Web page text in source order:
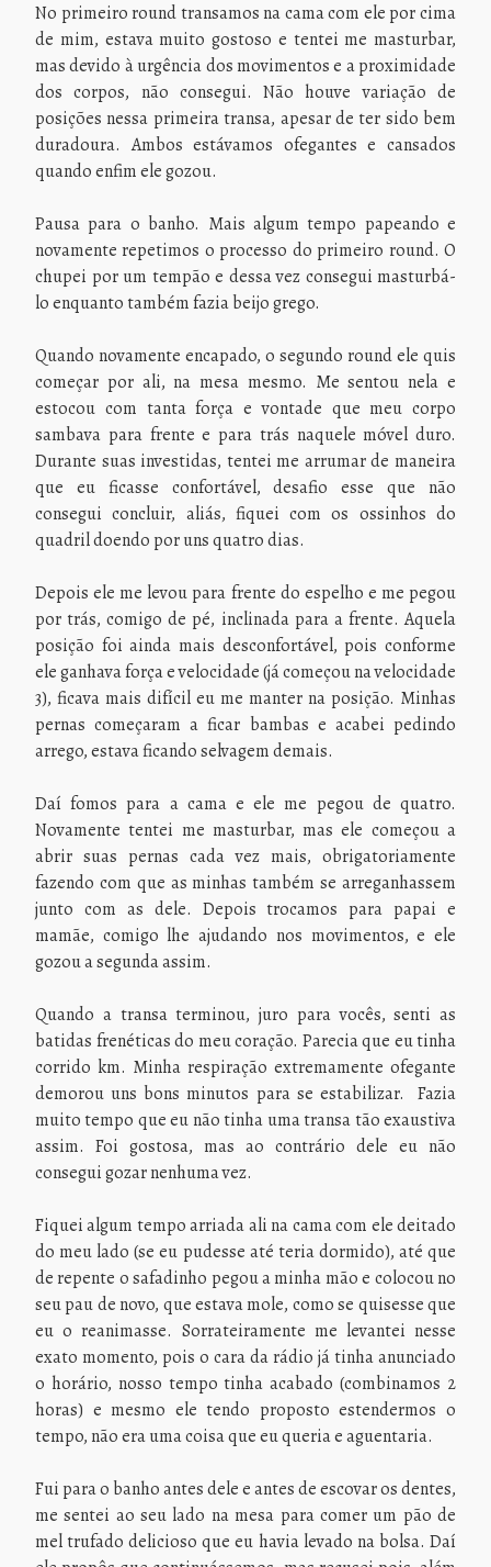
No primeiro round transamos na cama com ele por cima
de mim, estava muito gostoso e tentei me masturbar,
mas devido à urgência dos movimentos e a proximidade
dos corpos, não consegui. Não houve variação de
posições nessa primeira transa, apesar de ter sido bem
duradoura. Ambos estávamos ofegantes e cansados
quando enfim ele gozou.
Pausa para o banho. Mais algum tempo papeando e
novamente repetimos o processo do primeiro round. O
chupei por um tempão e dessa vez consegui masturbá-
lo enquanto também fazia beijo grego.
Quando novamente encapado, o segundo round ele quis
começar por ali, na mesa mesmo. Me sentou nela e
estocou com tanta força e vontade que meu corpo
sambava para frente e para trás naquele móvel duro.
Durante suas investidas, tentei me arrumar de maneira
que eu ficasse confortável, desafio esse que não
consegui concluir, aliás, fiquei com os ossinhos do
quadril doendo por uns quatro dias.
Depois ele me levou para frente do espelho e me pegou
por trás, comigo de pé, inclinada para a frente. Aquela
posição foi ainda mais desconfortável, pois conforme
ele ganhava força e velocidade (já começou na velocidade
3), ficava mais difícil eu me manter na posição. Minhas
pernas começaram a ficar bambas e acabei pedindo
arrego, estava ficando selvagem demais.
Daí fomos para a cama e ele me pegou de quatro.
Novamente tentei me masturbar, mas ele começou a
abrir suas pernas cada vez mais, obrigatoriamente
fazendo com que as minhas também se arreganhassem
junto com as dele. Depois trocamos para papai e
mamãe, comigo lhe ajudando nos movimentos, e ele
gozou a segunda assim.
Quando a transa terminou, juro para vocês, senti as
batidas frenéticas do meu coração. Parecia que eu tinha
corrido km. Minha respiração extremamente ofegante
demorou uns bons minutos para se estabilizar. Fazia
muito tempo que eu não tinha uma transa tão exaustiva
assim. Foi gostosa, mas ao contrário dele eu não
consegui gozar nenhuma vez.
Fiquei algum tempo arriada ali na cama com ele deitado
do meu lado (se eu pudesse até teria dormido), até que
de repente o safadinho pegou a minha mão e colocou no
seu pau de novo, que estava mole, como se quisesse que
eu o reanimasse. Sorrateiramente me levantei nesse
exato momento, pois o cara da rádio já tinha anunciado
o horário, nosso tempo tinha acabado (combinamos 2
horas) e mesmo ele tendo proposto estendermos o
tempo, não era uma coisa que eu queria e aguentaria.
Fui para o banho antes dele e antes de escovar os dentes,
me sentei ao seu lado na mesa para comer um pão de
mel trufado delicioso que eu havia levado na bolsa. Daí